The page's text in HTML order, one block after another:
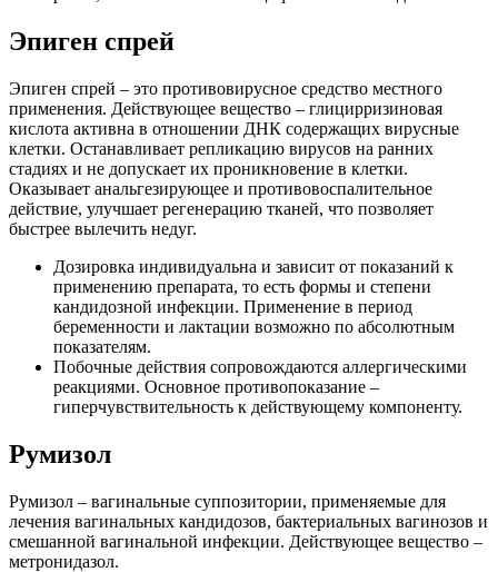
Эпиген спрей
Эпиген спрей – это противовирусное средство местного
применения. Действующее вещество – глицирризиновая
кислота активна в отношении ДНК содержащих вирусные
клетки. Останавливает репликацию вирусов на ранних
стадиях и не допускает их проникновение в клетки.
Оказывает анальгезирующее и противовоспалительное
действие, улучшает регенерацию тканей, что позволяет
быстрее вылечить недуг.
Дозировка индивидуальна и зависит от показаний к
применению препарата, то есть формы и степени
кандидозной инфекции. Применение в период
беременности и лактации возможно по абсолютным
показателям.
Побочные действия сопровождаются аллергическими
реакциями. Основное противопоказание –
гиперчувствительность к действующему компоненту.
Румизол
Румизол – вагинальные суппозитории, применяемые для
лечения вагинальных кандидозов, бактериальных вагинозов и
смешанной вагинальной инфекции. Действующее вещество –
метронидазол.